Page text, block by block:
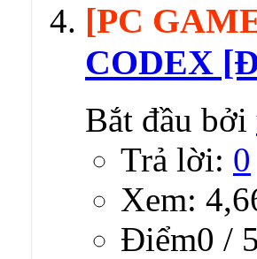
[PC
CODEX
Bắt đầu bởi
Trả lời: 0
Xem:
Ðiểm0 / 5